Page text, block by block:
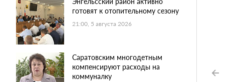
готовят к отопительному сезону
21:00, 5 августа 2026
Саратовским многодетным
компенсируют расходы на
коммуналку